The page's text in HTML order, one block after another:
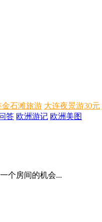
金石滩旅游 大连夜景游30元
答 欧洲游记 欧洲美图
个房间的机会...